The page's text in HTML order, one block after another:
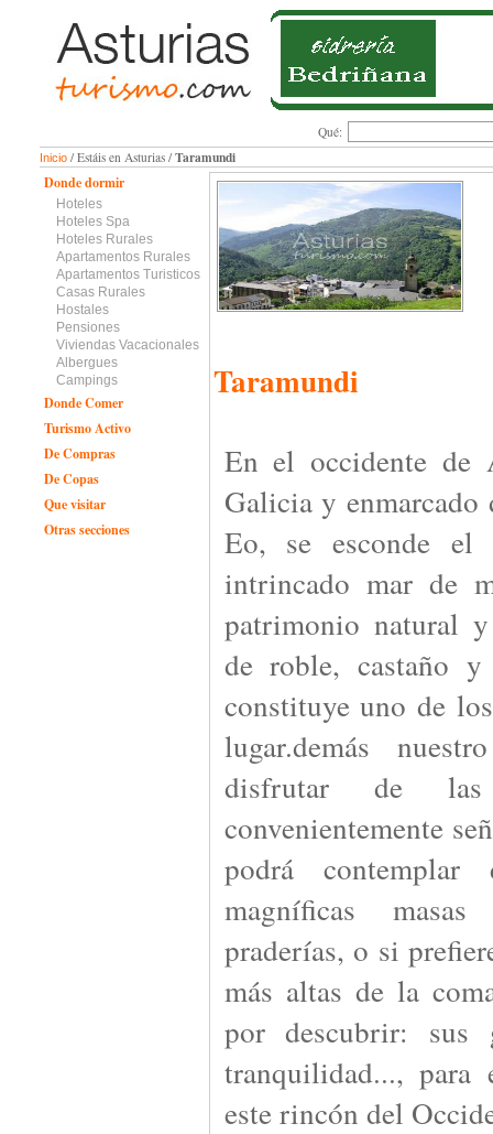
Qué:
Inicio/ Estáis en Asturias / Taramundi
Donde dormir
Hoteles
Hoteles Spa
Hoteles Rurales
Apartamentos Rurales
Apartamentos Turisticos
Casas Rurales
Hostales
Pensiones
Viviendas Vacacionales
Albergues
Campings
Donde Comer
Turismo Activo
De Compras
De Copas
Que visitar
Otras secciones
Taramundi
En el occidente de
Galicia y enmarcado
Eo, se esconde el
intrincado mar de
patrimonio natural y
de roble, castaño
constituye uno de
lugar.demás
disfrutar de
convenientemente
podrá contemplar
magníficas
praderías, o si
más altas de la
por descubrir: sus
tranquilidad...,
este rincón del